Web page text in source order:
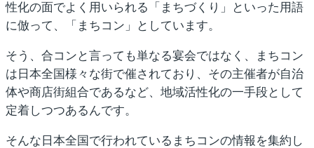
性化の面でよく用いられる「まちづくり」といった用語
に倣って、「まちコン」としています。
そう、合コンと言っても単なる宴会ではなく、まちコン
は日本全国様々な街で催されており、その主催者が自治
体や商店街組合であるなど、地域活性化の一手段として
定着しつつあるんです。
そんな日本全国で行われているまちコンの情報を集約し